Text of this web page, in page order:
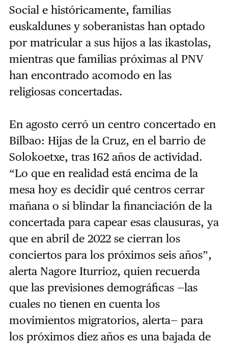
Social e históricamente, familias
euskaldunes y soberanistas han optado
por matricular a sus hijos a las ikastolas,
mientras que familias próximas al PNV
han encontrado acomodo en las
religiosas concertadas.
En agosto cerró un centro concertado en
Bilbao: Hijas de la Cruz, en el barrio de
Solokoetxe, tras 162 años de actividad.
“Lo que en realidad está encima de la
mesa hoy es decidir qué centros cerrar
mañana o si blindar la financiación de la
concertada para capear esas clausuras, ya
que en abril de 2022 se cierran los
conciertos para los próximos seis años”,
alerta Nagore Iturrioz, quien recuerda
que las previsiones demográficas —las
cuales no tienen en cuenta los
movimientos migratorios, alerta— para
los próximos diez años es una bajada de